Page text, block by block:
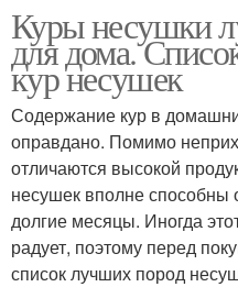
Куры несушки
для дома.
кур несушек
Содержание кур в
оправдано. Помимо
отличаются высокой
несушек вполне способны
долгие месяцы. Иногда
радует, поэтому перед
список лучших пород